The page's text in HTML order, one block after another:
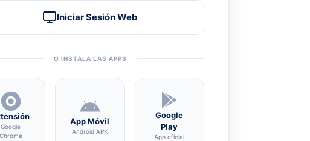
Iniciar Sesión Web
O INSTALA LAS APPS
Google
Chrome
App Móvil
Android APK
Google
Play
App oficial